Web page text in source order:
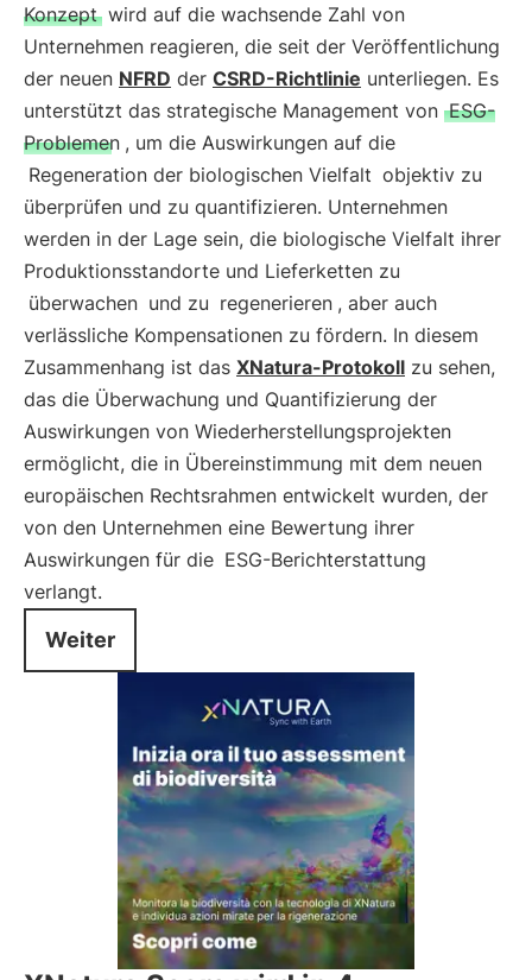
Konzept wird auf die wachsende Zahl von
Unternehmen reagieren, die seit der Veröffentlichung
der neuen NFRD der CSRD-Richtlinie unterliegen. Es
unterstützt das strategische Management von ESG-
Problemen , um die Auswirkungen auf die
Regeneration der biologischen Vielfalt objektiv zu
überprüfen und zu quantifizieren. Unternehmen
werden in der Lage sein, die biologische Vielfalt ihrer
Produktionsstandorte und Lieferketten zu
überwachen und zu regenerieren , aber auch
verlässliche Kompensationen zu fördern. In diesem
Zusammenhang ist das XNatura-Protokoll zu sehen,
das die Überwachung und Quantifizierung der
Auswirkungen von Wiederherstellungsprojekten
ermöglicht, die in Übereinstimmung mit dem neuen
europäischen Rechtsrahmen entwickelt wurden, der
von den Unternehmen eine Bewertung ihrer
Auswirkungen für die ESG-Berichterstattung
verlangt.
Weiter